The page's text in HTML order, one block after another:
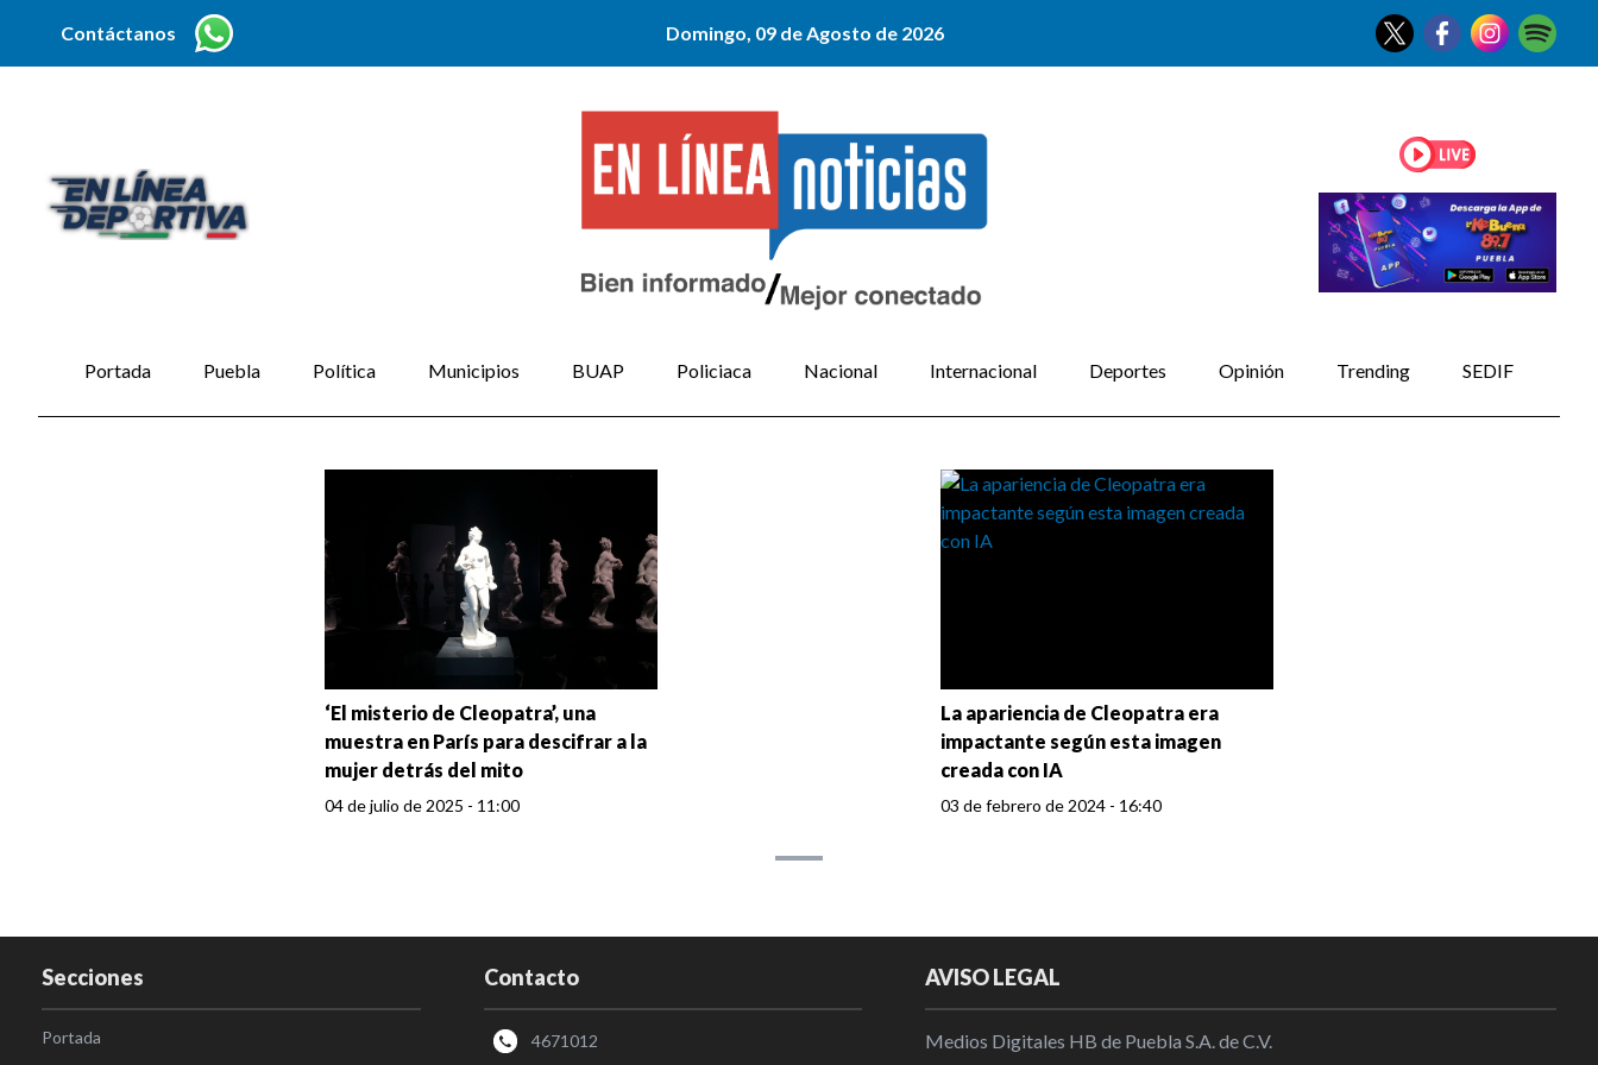
Contáctanos Domingo, 09 de Agosto de 2026
Portada Puebla Política Municipios BUAP Policiaca Nacional Internacional Deportes Opinión Trending SEDIF
‘El misterio de Cleopatra’, una
muestra en París para descifrar a la
mujer detrás del mito
04 de julio de 2025 - 11:00
La apariencia de Cleopatra era
impactante según esta imagen
creada con IA
03 de febrero de 2024 - 16:40
Secciones
Portada
Contacto
4671012
AVISO LEGAL
Medios Digitales HB de Puebla S.A. de C.V.